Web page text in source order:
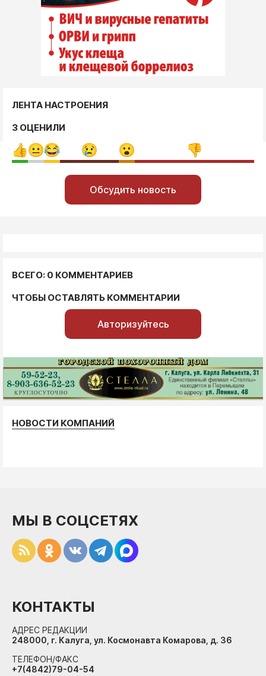
ЛЕНТА НАСТРОЕНИЯ
3 ОЦЕНИЛИ
Обсудить новость
ВСЕГО: 0 КОММЕНТАРИЕВ
ЧТОБЫ ОСТАВЛЯТЬ КОММЕНТАРИИ
Авторизуйтесь
НОВОСТИ КОМПАНИЙ
МЫ В СОЦСЕТЯХ
КОНТАКТЫ
АДРЕС РЕДАКЦИИ
248000, г. Калуга, ул. Космонавта Комарова, д. 36
ТЕЛЕФОН/ФАКС
+7(4842)79-04-54